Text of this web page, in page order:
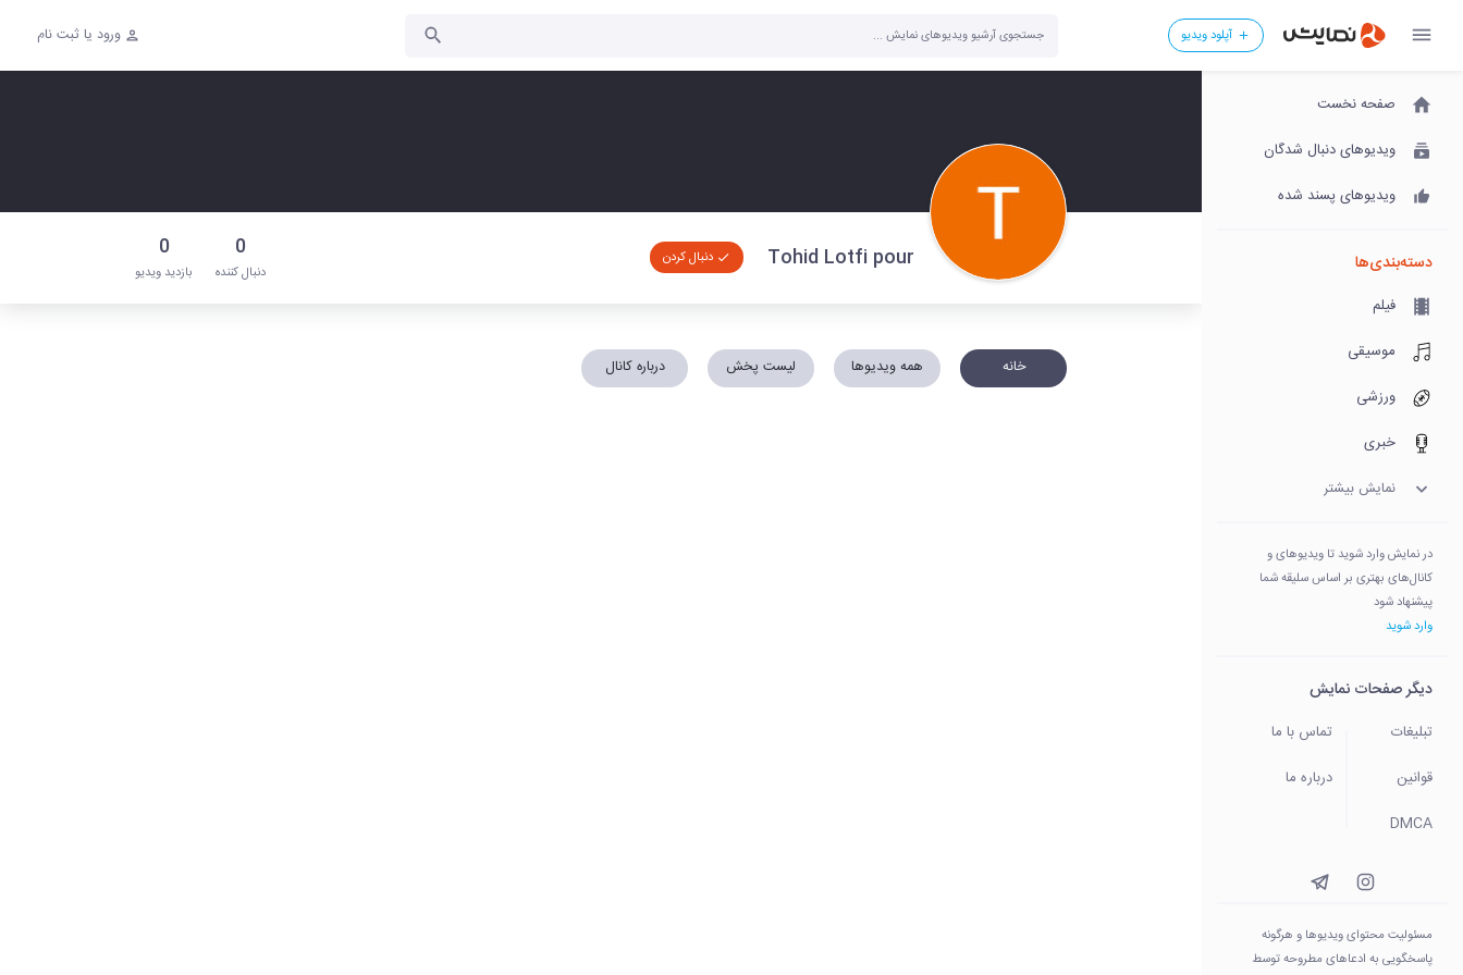
آپلود ویدیو ورود یا ثبت نام
صفحه نخست
ویدیوهای دنبال شدگان
ویدیوهای پسند شده
دسته‌بندی‌ها
فیلم
موسیقی
ورزشی
خبری
نمایش بیشتر
در نمایش وارد شوید تا ویدیوهای و
کانال‌های بهتری بر اساس سلیقه شما
پیشنهاد شود
وارد شوید
دیگر صفحات نمایش
تبلیغات
تماس با ما
قوانین
درباره ما
DMCA
مسئولیت محتوای ویدیو‌ها و هرگونه
پاسخگویی به ادعاهای مطروحه توسط
Tohid Lotfi pour دنبال کردن 0
دنبال‌ کننده
0
بازدید ویدیو
خانه همه ویدیوها لیست پخش درباره کانال